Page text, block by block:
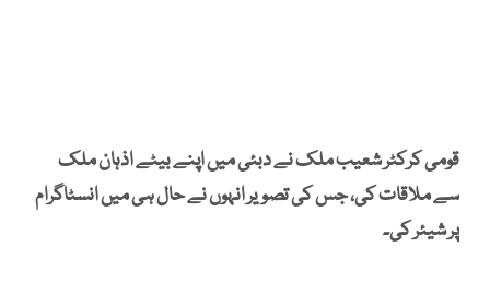
قومی کرکٹر شعیب ملک نے دبئی میں اپنے بیٹے اذہان ملک
سے ملاقات کی، جس کی تصویر انہوں نے حال ہی میں انسٹاگرام
پر شیئر کی۔